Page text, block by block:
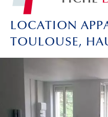
LOCATION
TOULOUSE,